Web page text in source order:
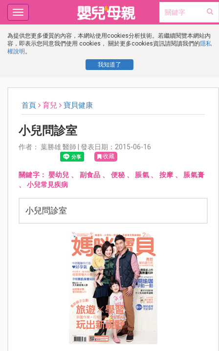
為提供您更多優質的內容，本網站使用cookies分析技術。若繼續閱覽本網站內
容，即表示您同意我們使用 cookies， 關於更多cookies資訊請閱讀我們的隱私
權說明 。
我知道了
Toggle
navigation
首頁 育兒 寶貝健康
小兒問診室
作者： 葉勝雄 醫師 | 發表日期：2015-06-16
收藏
關鍵字： 嬰幼兒 、 副食品 、 便秘、 脹氣、 按摩 、 脹氣膏
、 小兒常見疾病
小兒問診室